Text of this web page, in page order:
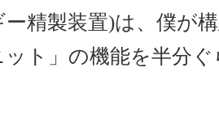
精製装置)は、僕が
ット」の機能を半分